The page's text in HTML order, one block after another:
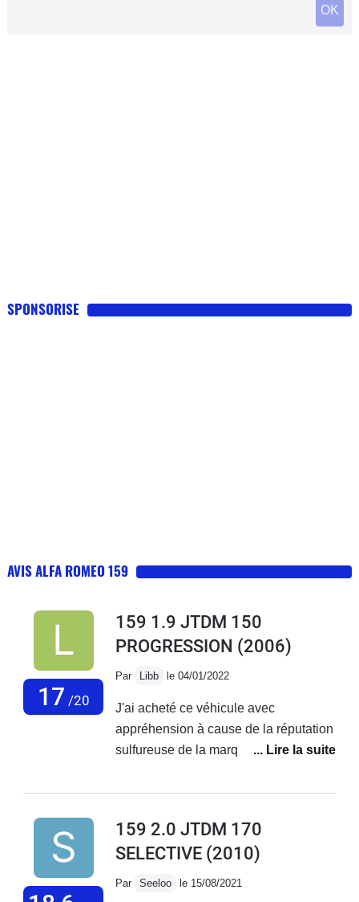
SPONSORISE
AVIS ALFA ROMEO 159
17 /20
159 1.9 JTDM 150
PROGRESSION (2006)
Par Libb le 04/01/2022
J'ai acheté ce véhicule avec
appréhension à cause de la réputation
sulfureuse de la marque, pour
en occasion étant très très
digne de ce nom (6000€ pour
100.000km, what else?). Grand bien
159 2.0 JTDM 170
SELECTIVE (2010)
Par Seeloo le 15/08/2021